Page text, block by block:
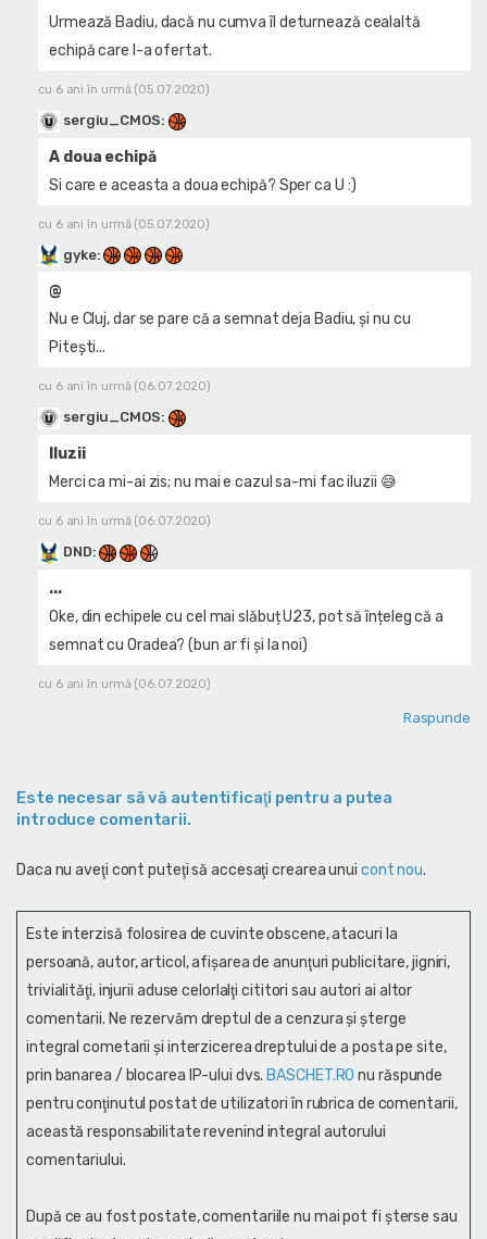
Urmează Badiu, dacă nu cumva îl deturnează cealaltă
echipă care l-a ofertat.
cu 6 ani în urmă (05.07.2020)
sergiu_CMOS:
A doua echipă
Si care e aceasta a doua echipă? Sper ca U :)
cu 6 ani în urmă (05.07.2020)
gyke:
@
Nu e Cluj, dar se pare că a semnat deja Badiu, și nu cu
Pitești...
cu 6 ani în urmă (06.07.2020)
sergiu_CMOS:
Iluzii
Merci ca mi-ai zis; nu mai e cazul sa-mi fac iluzii 😅
cu 6 ani în urmă (06.07.2020)
DND:
...
Oke, din echipele cu cel mai slăbuț U23, pot să înțeleg că a
semnat cu Oradea? (bun ar fi și la noi)
cu 6 ani în urmă (06.07.2020)
Raspunde
Este necesar să vă autentificaţi pentru a putea
introduce comentarii.
Daca nu aveţi cont puteţi să accesaţi crearea unui cont nou.
Este interzisă folosirea de cuvinte obscene, atacuri la
persoană, autor, articol, afişarea de anunţuri publicitare, jigniri,
trivialităţi, injurii aduse celorlalţi cititori sau autori ai altor
comentarii. Ne rezervăm dreptul de a cenzura și şterge
integral cometarii și interzicerea dreptului de a posta pe site,
prin banarea / blocarea IP-ului dvs. BASCHET.RO nu răspunde
pentru conţinutul postat de utilizatori în rubrica de comentarii,
această responsabilitate revenind integral autorului
comentariului.
După ce au fost postate, comentariile nu mai pot fi șterse sau